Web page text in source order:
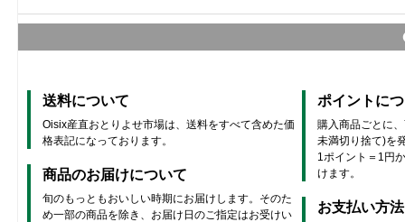
送料について
Oisix産直おとりよせ市場は、送料をすべて含めた価
格表記になっております。
商品のお届けについて
旬のもっともおいしい時期にお届けします。そのた
め一部の商品を除き、お届け日のご指定はお受けい
ポイントに
購入商品ごとに
未満切り捨て)を
1ポイント＝1円
けます。
お支払い方